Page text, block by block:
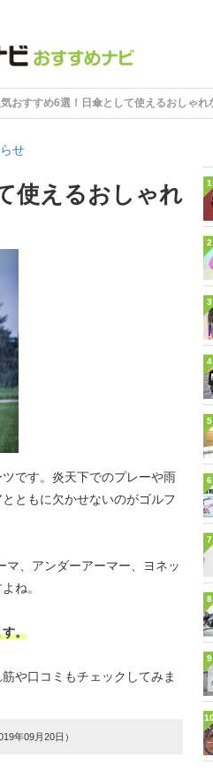
おすすめ6選！日傘として使えるおしゃれ
せ
使えるおしゃれ
です。炎天下でのプレーや雨
ともに欠かせないのがゴルフ
、アンダーアーマー、ヨネッ
ね。
す。
や口コミもチェックしてみま
年09月20日）
1
2
3
4
5
6
7
8
9